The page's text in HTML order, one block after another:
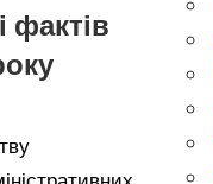
фактів